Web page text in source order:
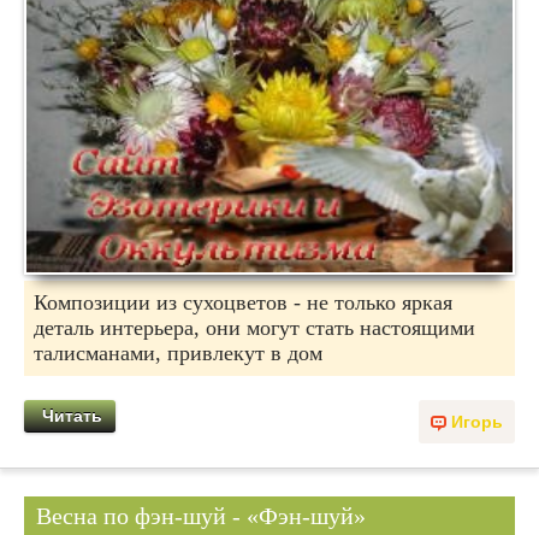
Композиции из сухоцветов - не только яркая
деталь интерьера, они могут стать настоящими
талисманами, привлекут в дом
Игорь
Читать
Весна по фэн-шуй - «Фэн-шуй»